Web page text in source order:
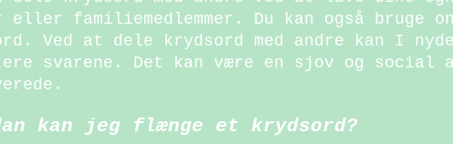
eller familiemedlemmer. Du kan også
Ved at dele krydsord med andre kan I nyde
svarene. Det kan være en sjov og
kan jeg flænge et krydsord?